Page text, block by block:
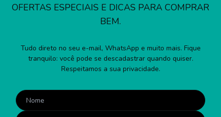
OFERTAS ESPECIAIS E DICAS PARA COMPRAR
BEM.
Tudo direto no seu e-mail, WhatsApp e muito mais. Fique
tranquilo: você pode se descadastrar quando quiser.
Respeitamos a sua privacidade.